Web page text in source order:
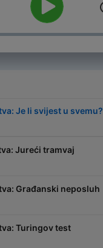
Je li svijest u svemu?
Jureći tramvaj
Građanski neposluh
Turingov test